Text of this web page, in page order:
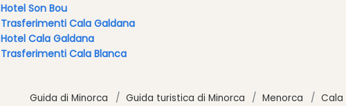
Music
Locali
notturni
Hotel Son Bou
Trasferimenti Cala Galdana
Hotel Cala Galdana
Trasferimenti Cala Blanca
Guida di Minorca Guida turistica di Minorca Menorca Cala